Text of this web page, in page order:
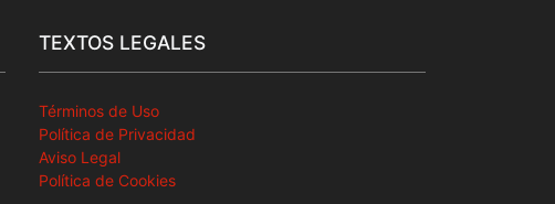
TEXTOS LEGALES
Términos de Uso
Política de Privacidad
Aviso Legal
Política de Cookies